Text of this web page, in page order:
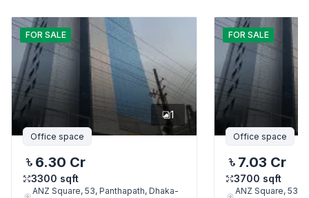
FOR SALE
1
Office space
6.30 Cr
3300 sqft
ANZ Square, 53, Panthapath, Dhaka-
FOR SALE
Office space
7.03 Cr
3700 sqft
ANZ Square, 53,